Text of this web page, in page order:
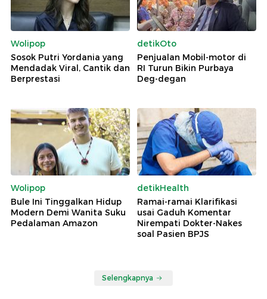
Wolipop
Sosok Putri Yordania yang
Mendadak Viral, Cantik dan
Berprestasi
detikOto
Penjualan Mobil-motor di
RI Turun Bikin Purbaya
Deg-degan
Wolipop
Bule Ini Tinggalkan Hidup
Modern Demi Wanita Suku
Pedalaman Amazon
detikHealth
Ramai-ramai Klarifikasi
usai Gaduh Komentar
Nirempati Dokter-Nakes
soal Pasien BPJS
Selengkapnya